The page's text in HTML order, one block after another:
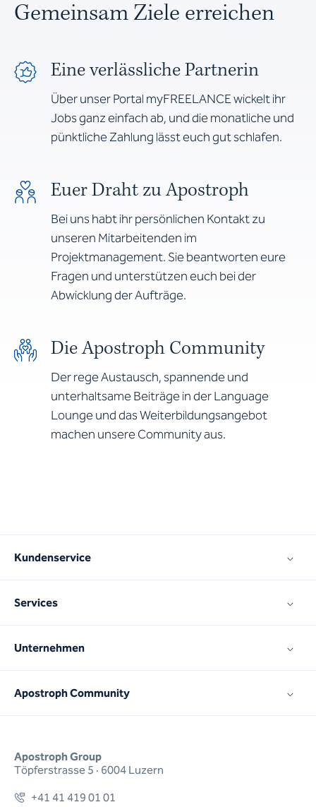
Gemeinsam Ziele erreichen
Eine verlässliche Partnerin
Über unser Portal myFREELANCE wickelt ihr
Jobs ganz einfach ab, und die monatliche und
pünktliche Zahlung lässt euch gut schlafen.
Euer Draht zu Apostroph
Bei uns habt ihr persönlichen Kontakt zu
unseren Mitarbeitenden im
Projektmanagement. Sie beantworten eure
Fragen und unterstützen euch bei der
Abwicklung der Aufträge.
Die Apostroph Community
Der rege Austausch, spannende und
unterhaltsame Beiträge in der Language
Lounge und das Weiterbildungsangebot
machen unsere Community aus.
Apostroph Group
Töpferstrasse 5 · 6004 Luzern
+41 41 419 01 01
Kundenservice
Services
Unternehmen
Apostroph Community